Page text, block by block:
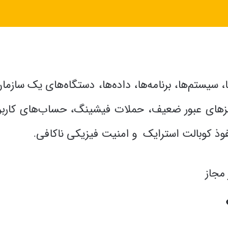
سیستم‌ها، برنامه‌ها، داده‌ها، دستگاه‌های یک
عبور ضعیف، حملات فیشینگ، حساب‌های
کوبالت استرایک و امنیت فیزیکی ناکافی.